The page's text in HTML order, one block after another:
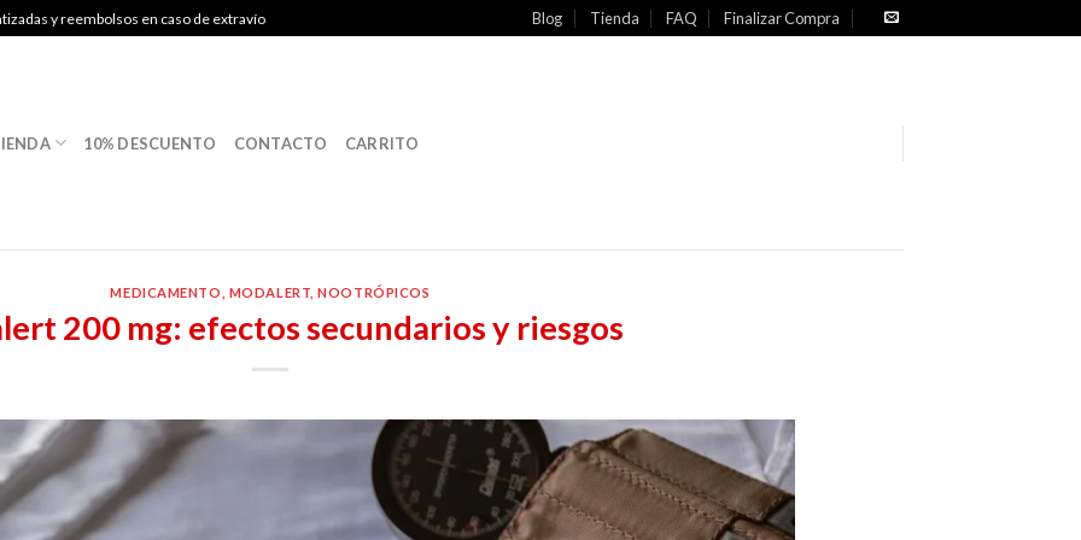
y reembolsos en caso de extravío Blog Tienda FAQ Finalizar Compra
10% DESCUENTO CONTACTO CARRITO
MEDICAMENTO MODALERT ,NOOTRÓPICOS
200 mg: efectos secundarios y riesgos